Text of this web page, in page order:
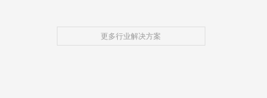
更多行业解决方案